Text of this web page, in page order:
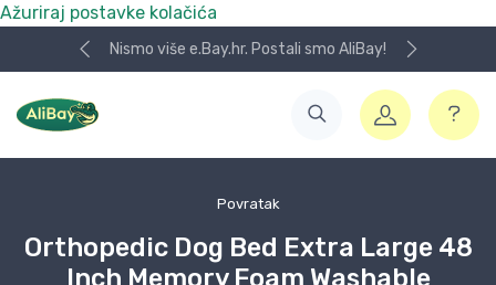
Ažuriraj postavke kolačića
Nismo više e.Bay.hr. Postali smo AliBay!
Povratak
Orthopedic Dog Bed Extra Large 48
Inch Memory Foam Washable